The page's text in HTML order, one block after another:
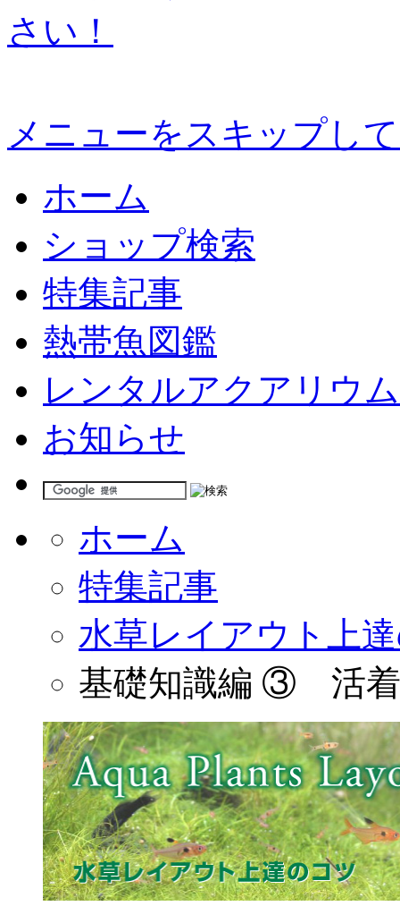
メニューをスキップし
ホーム
ショップ検索
特集記事
熱帯魚図鑑
レンタルアクアリウム
お知らせ
ホーム
特集記事
水草レイアウト上
基礎知識編 ③ 活着